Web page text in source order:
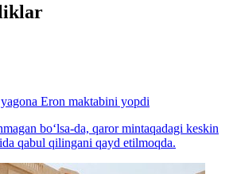
Eron maktabini yopdi
bo‘lsa-da, qaror mintaqadagi keskin
qabul qilingani qayd etilmoqda.